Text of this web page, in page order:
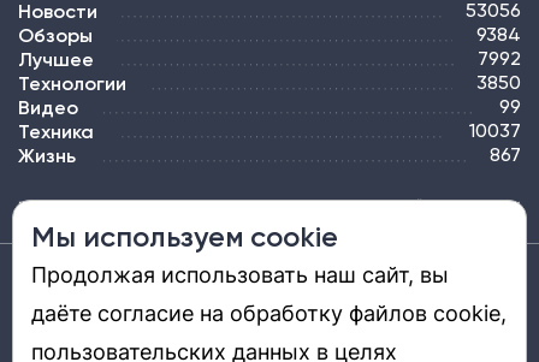
Новости 53056
Обзоры 9384
Лучшее 7992
Технологии 3850
Видео 99
Техника 10037
Жизнь 867
ПОДПИСКА РЕКЛАМА КОНТАКТЫ КАРТА САЙТА ТЭГИ
Средство массовой информации «DGL.RU — Цифровой мир» (www.dgl.ru).
Реестровая запись средства массовой информации (СМИ) сетевого издания ЭЛ №
ФС 77 - 81669, выдано Роскомнадзором 27.08.2021. Учредитель: ООО «ДиДжиЭль».
Главный редактор: Шкред Т. В. Телефон редакции +7901-907-1590. Адрес
Перепечатка материалов и использование их в любой форме, в том числе и в
Мы используем cookie
Продолжая использовать наш сайт, вы
даёте согласие на обработку файлов cookie,
пользовательских данных в целях